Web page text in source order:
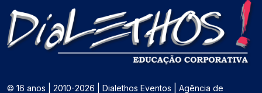
© 16 anos | 2010-2026 | Dialethos Eventos | Agência de